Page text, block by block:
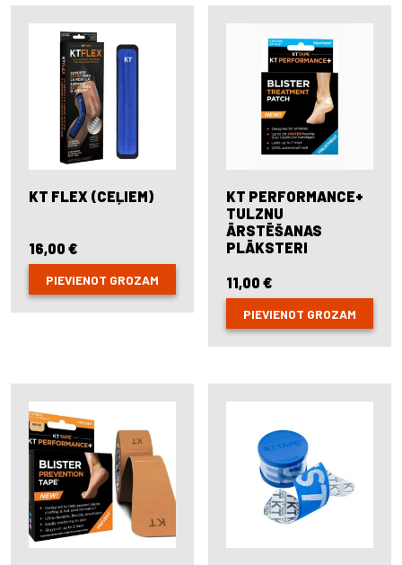
chosen
product
KT FLEX (CEĻIEM)
16,00 €
PIEVIENOT GROZAM
KT PERFORMANCE+
TULZNU
ĀRSTĒŠANAS
PLĀKSTERI
11,00€
PIEVIENOT GROZAM